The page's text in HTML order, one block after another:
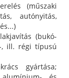
(műszaki
autónyitás,
(bukó-
, ill. régi típusú
gyártása;